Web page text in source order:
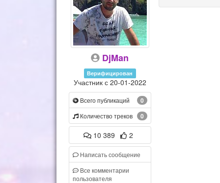
DjMan
Верифицирован
Участник с 20-01-2022
0
Всего публикаций
0
Количество треков
10 389 2
Написать сообщение
Все комментарии
пользователя